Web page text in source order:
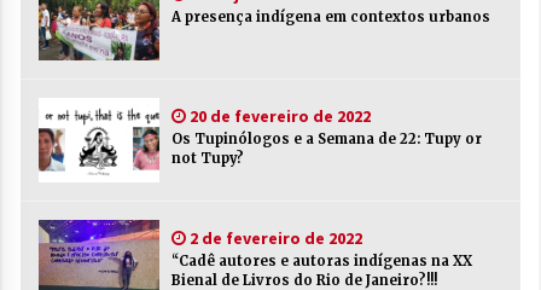
A presença indígena em contextos urbanos
20 de fevereiro de 2022
Os Tupinólogos e a Semana de 22: Tupy or
not Tupy?
2 de fevereiro de 2022
“Cadê autores e autoras indígenas na XX
Bienal de Livros do Rio de Janeiro?!!!